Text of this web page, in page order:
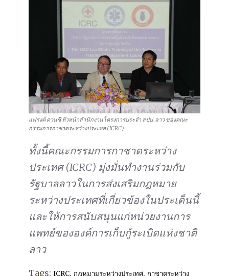
แฟรงค์ ควนซี หัวหน้าสำนักงานโครงการประจำ สปป. ลาว ของคณะ
กรรมการกาชาดระหว่างประเทศ (ICRC)
ทั้งนี้คณะกรรมการกาชาดระหว่าง
ประเทศ (ICRC) มุ่งมั่นทำงานร่วมกับ
รัฐบาลลาวในการส่งเสริมกฎหมาย
ระหว่างประเทศที่เกี่ยวข้องในประเด็นนี้
และให้การสนับสนุนแก่หน่วยงานการ
แพทย์ขององค์การเก็บกู้ระเบิดแห่งชาติ
ลาว
Tags: ICRC, กฎหมายระหว่างประเทศ, กาชาดระหว่าง